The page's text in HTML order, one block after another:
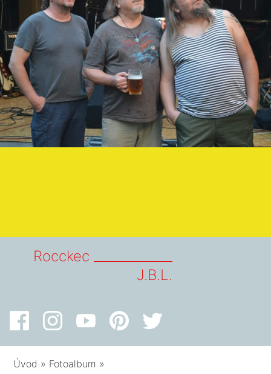
Rocckec _____________
J.B.L.
Úvod » Fotoalbum »